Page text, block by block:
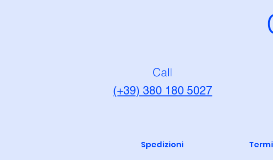
Call
(+39) 380 180 5027
Spedizioni